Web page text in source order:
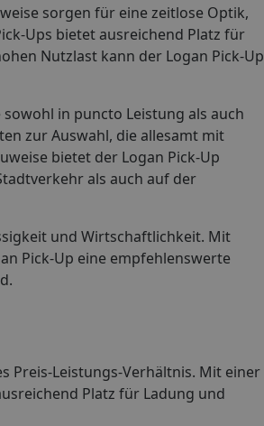
sorgen für eine zeitlose Optik,
Ups bietet ausreichend Platz für
Nutzlast kann der Logan Pick-Up
in puncto Leistung als auch
zur Auswahl, die allesamt mit
bietet der Logan Pick-Up
als auch auf der
und Wirtschaftlichkeit. Mit
Pick-Up eine empfehlenswerte
Preis-Leistungs-Verhältnis. Mit einer
Platz für Ladung und